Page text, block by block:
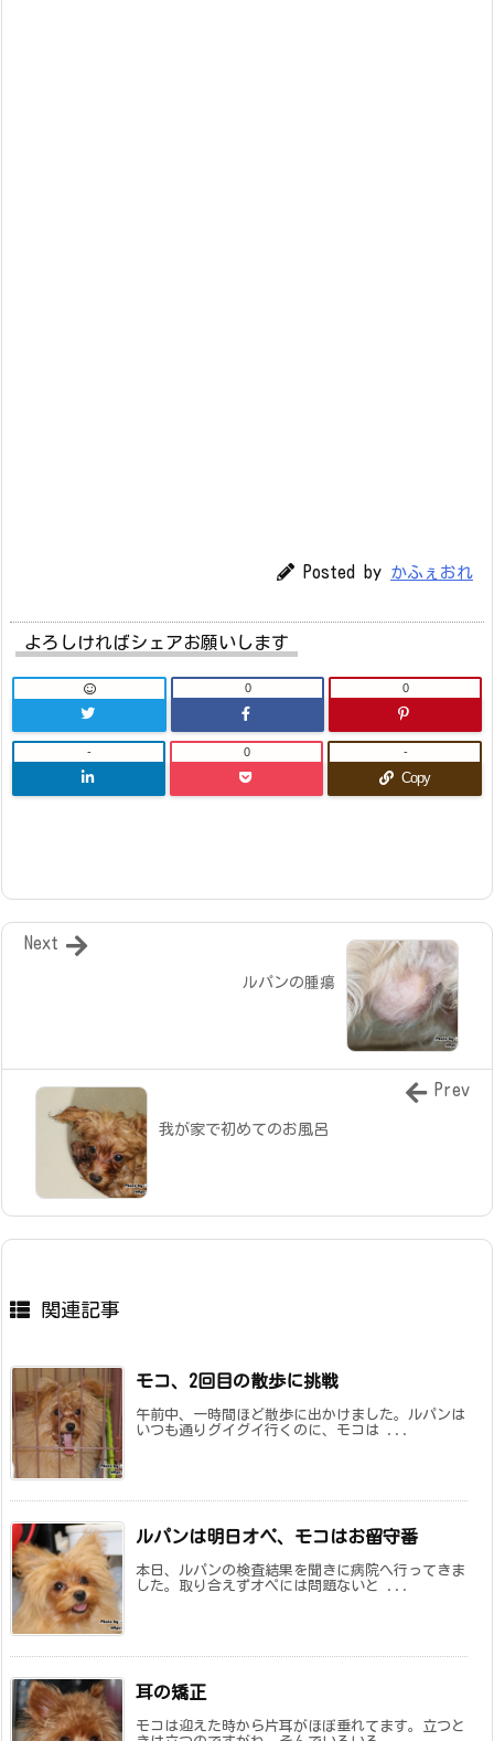
Posted by かふぇおれ
よろしければシェアお願いします
0 0
- 0
Copy
-
ルパンの腫瘍
Next
我が家で初めてのお風呂
Prev
関連記事
モコ、2回目の散歩に挑戦
午前中、一時間ほど散歩に出かけました。ルパンは
いつも通りグイグイ行くのに、モコは ...
ルパンは明日オペ、モコはお留守番
本日、ルパンの検査結果を聞きに病院へ行ってきま
した。取り合えずオペには問題ないと ...
耳の矯正
モコは迎えた時から片耳がほぼ垂れてます。立つと